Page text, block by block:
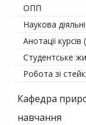
ОПП
Наукова
Анотації
Студентське
Робота зі
Кафедра
навчання